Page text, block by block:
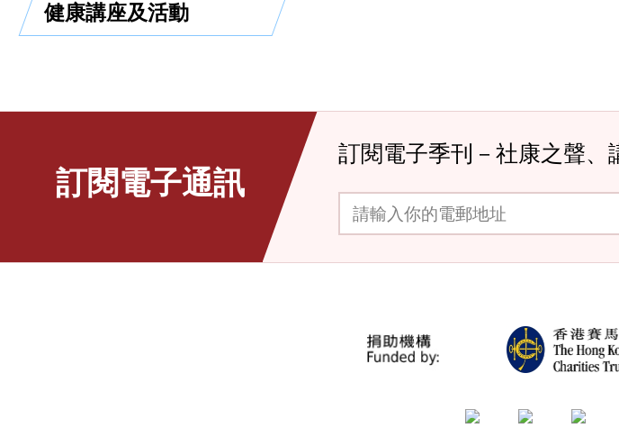
健康講座及活動
訂閱電子通訊
訂閱電子季刊－社康之聲、
請輸入你的電郵地址